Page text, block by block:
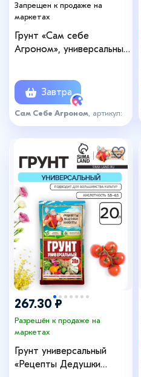
Запрещен к продаже на
маркетах
Грунт «Сам себе
Агроном», универсальный,
Завтра
Сам Себе Агроном , артикул:
2359730
267.30 ₽
Разрешён к продаже на
маркетах
Грунт универсальный
«Рецепты Дедушки